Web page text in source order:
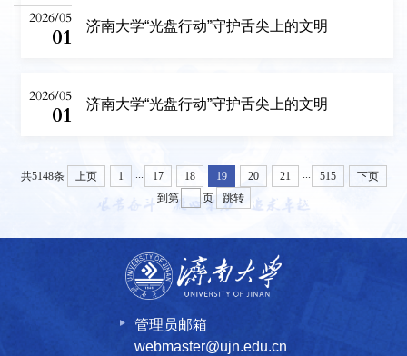
2026/05
01 济南大学“光盘行动”守护舌尖上的文明
2026/05
01 济南大学“光盘行动”守护舌尖上的文明
共5148条 上页 1 ... 17 18 19 20 21 ... 515
下页
到第
页 跳转
管理员邮箱
webmaster@ujn.edu.cn